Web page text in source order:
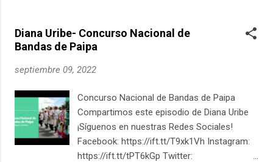
inagotables de música, cultura y
gastronomía. También hablaremos de
poderosos saberes ancestrales; todo esto a
afrocolombianidad y de la herencia africana
en las Américas. Notas del episodio: El
Chocó Biogeográfico, el escenario de
muchas de las historias que aquí narramos
→https://ift.tt/F1Ng8du Aquí una explicación
Diana Uribe- Concurso Nacional de
Bandas de Paipa
septiembre 09, 2022
Concurso Nacional de Bandas de Paipa
Compartimos este episodio de Diana Uribe
¡Síguenos en nuestras Redes Sociales!
Facebook: https://ift.tt/T9xk1Vh Instagram:
https://ift.tt/tPT6kGp Twitter: